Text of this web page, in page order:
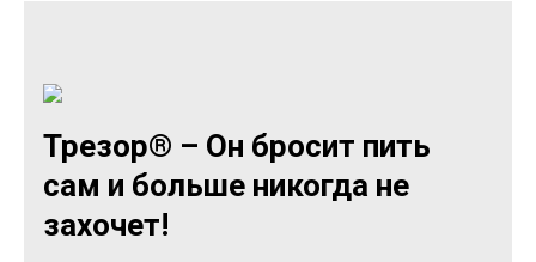
Трезор® – Он бросит пить
сам и больше никогда не
захочет!